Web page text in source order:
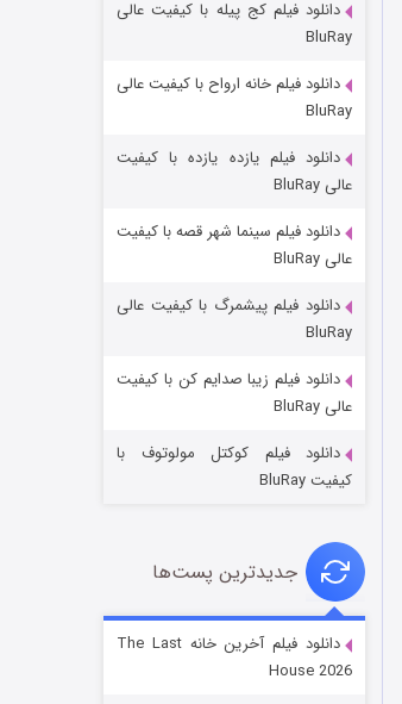
شوگر فصل ۲
خاندان اژدها فصل ۳
دانلود فیلم کج‌ پیله با کیفیت عالی
BluRay
دانلود فیلم خانه ارواح با کیفیت عالی
BluRay
دانلود فیلم یازده یازده با کیفیت
عالی BluRay
دانلود فیلم سینما شهر قصه با کیفیت
عالی BluRay
دانلود فیلم پیشمرگ با کیفیت عالی
BluRay
دانلود فیلم زیبا صدایم کن با کیفیت
عالی BluRay
دانلود فیلم کوکتل مولوتوف با
کیفیت BluRay
جدیدترین پست‌ها
دانلود فیلم آخرین خانه The Last
House 2026